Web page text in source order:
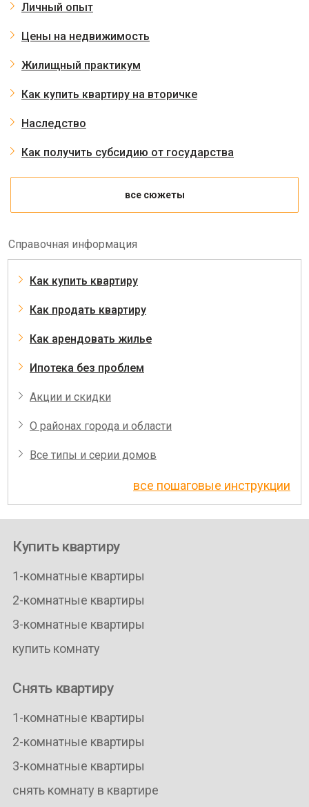
Личный опыт
Цены на недвижимость
Жилищный практикум
Как купить квартиру на вторичке
Наследство
Как получить субсидию от государства
все сюжеты
Справочная информация
Как купить квартиру
Как продать квартиру
Как арендовать жилье
Ипотека без проблем
Акции и скидки
О районах города и области
Все типы и серии домов
все пошаговые инструкции
Купить квартиру
1-комнатные квартиры
2-комнатные квартиры
3-комнатные квартиры
купить комнату
Снять квартиру
1-комнатные квартиры
2-комнатные квартиры
3-комнатные квартиры
снять комнату в квартире